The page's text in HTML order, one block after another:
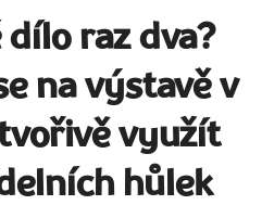
dílo raz dva?
na výstavě v
využít
hůlek